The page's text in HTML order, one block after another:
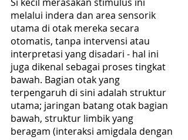
melalui indera dan area sensorik
utama di otak mereka secara
otomatis, tanpa intervensi atau
interpretasi yang disadari - hal ini
juga dikenal sebagai proses tingkat
bawah. Bagian otak yang
terpengaruh di sini adalah struktur
utama; jaringan batang otak bagian
bawah, struktur limbik yang
beragam (interaksi amigdala dengan